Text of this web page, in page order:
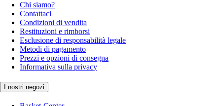
Chi siamo?
Contattaci
Condizioni di vendita
Restituzioni e rimborsi
Esclusione di responsabilità legale
Metodi di pagamento
Prezzi e opzioni di consegna
Informativa sulla privacy
I nostri negozi